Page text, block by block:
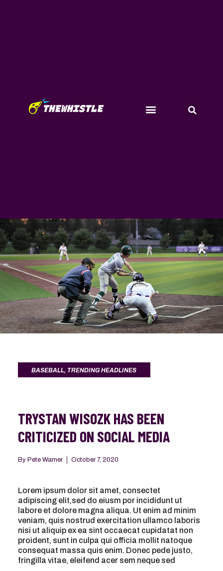
BASEBALL, TRENDING HEADLINES
TRYSTAN WISOZK HAS BEEN
CRITICIZED ON SOCIAL MEDIA
ByPete Warner October 7, 2020
Lorem ipsum dolor sit amet, consectet
adipiscing elit,sed do eiusm por incididunt ut
labore et dolore magna aliqua. Ut enim ad minim
veniam, quis nostrud exercitation ullamco laboris
nisi ut aliquip ex ea sint occaecat cupidatat non
proident, sunt in culpa qui officia mollit natoque
consequat massa quis enim. Donec pede justo,
fringilla vitae, eleifend acer sem neque sed